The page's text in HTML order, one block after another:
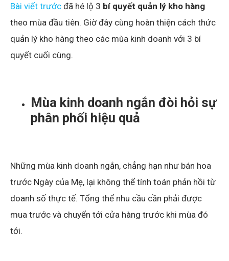
Bài viết trước đã hé lộ 3 bí quyết quản lý kho hàng
theo mùa đầu tiên. Giờ đây cùng hoàn thiện cách thức
quản lý kho hàng theo các mùa kinh doanh với 3 bí
quyết cuối cùng.
Mùa kinh doanh ngắn đòi hỏi sự
phân phối hiệu quả
Những mùa kinh doanh ngắn, chẳng hạn như bán hoa
trước Ngày của Mẹ, lại không thể tính toán phản hồi từ
doanh số thực tế. Tổng thể nhu cầu cần phải được
mua trước và chuyển tới cửa hàng trước khi mùa đó
tới.